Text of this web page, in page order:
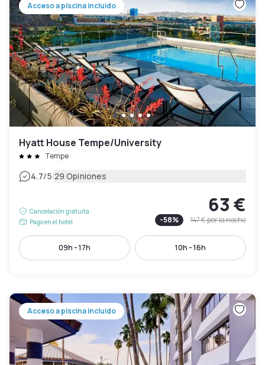
Acceso a piscina incluido
Hyatt House Tempe/University
Tempe
4.7/5|29 Opiniones
Cancelación gratuita
Pago en el hotel
63 €
-58% 147 €por la noche
09h - 17h 10h - 16h
Acceso a piscina incluido